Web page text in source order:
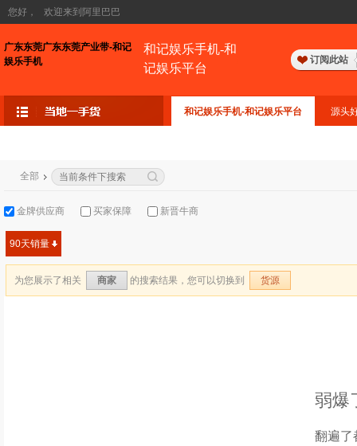
您好， 欢迎来到阿里巴巴
广东东莞广东东莞产业带-和记
娱乐手机
和记娱乐手机-和
记娱乐平台
订阅此站
和记娱乐手机-和记娱乐平台 源头
全部
金牌供应商 买家保障 新晋牛商
90天销量
为您展示了相关 商家 的搜索结果，您可以切换到 货源
弱爆
翻遍了